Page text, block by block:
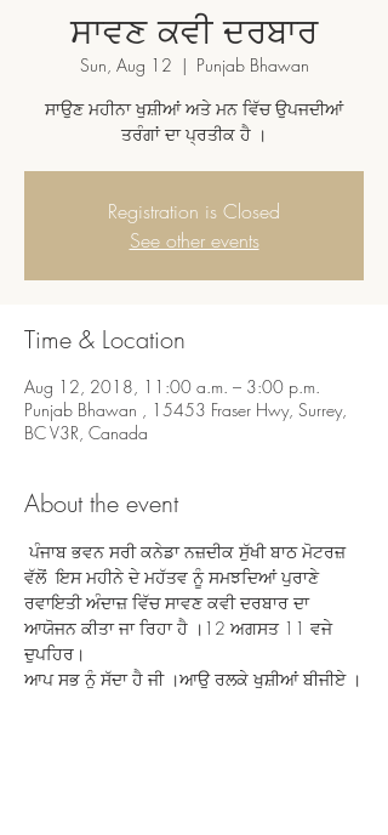
ਸਾਵਣ ਕਵੀ ਦਰਬਾਰ
Sun, Aug 12
  |
Punjab Bhawan
ਸਾਉਣ ਮਹੀਨਾ ਖੁਸ਼ੀਆਂ ਅਤੇ ਮਨ ਵਿੱਚ ਉਪਜਦੀਆਂ
ਤਰੰਗਾਂ ਦਾ ਪ੍ਰਤੀਕ ਹੈ ।
Registration is Closed
See other events
Time & Location
Aug 12, 2018, 11:00 a.m. – 3:00 p.m.
Punjab Bhawan , 15453 Fraser Hwy, Surrey,
BC V3R, Canada
About the event
ਪੰਜਾਬ ਭਵਨ ਸਰੀ ਕਨੇਡਾ ਨਜ਼ਦੀਕ ਸੁੱਖੀ ਬਾਠ ਮੋਟਰਜ਼
ਵੱਲੋਂ  ਇਸ ਮਹੀਨੇ ਦੇ ਮਹੱਤਵ ਨੂੰ ਸਮਝਦਿਆਂ ਪੁਰਾਣੇ
ਰਵਾਇਤੀ ਅੰਦਾਜ਼ ਵਿੱਚ ਸਾਵਣ ਕਵੀ ਦਰਬਾਰ ਦਾ
ਆਯੋਜਨ ਕੀਤਾ ਜਾ ਰਿਹਾ ਹੈ ।12 ਅਗਸਤ 11 ਵਜੇ
ਆਪ ਸਭ ਨੂੰ ਸੱਦਾ ਹੈ ਜੀ ।ਆਉ ਰਲਕੇ ਖੁਸ਼ੀਆਂ ਬੀਜੀਏ ।